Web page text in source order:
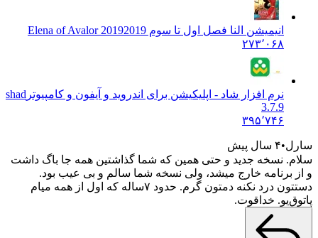
انیمیشن النا فصل اول تا سوم 2019 2019 Elena of Avalor
۲۷۳٬۰۶۸
نرم افزار شاد - اپلیکیشن برای اندروید و آیفون و کامپیوتر shad
3.7.9
۳۹۵٬۷۴۶
سارل ۴ سال پیش
سلام. نسخه جدید و حتی همین که شما گذاشتین همه جا باگ داشت
و از برنامه خارج میشد، ولی نسخه شما سالم و بی عیب بود.
دستتون درد نکنه دمتون گرم. حدود ۷ساله که اول از همه میام
پاتوق‌یو. خداقوت.